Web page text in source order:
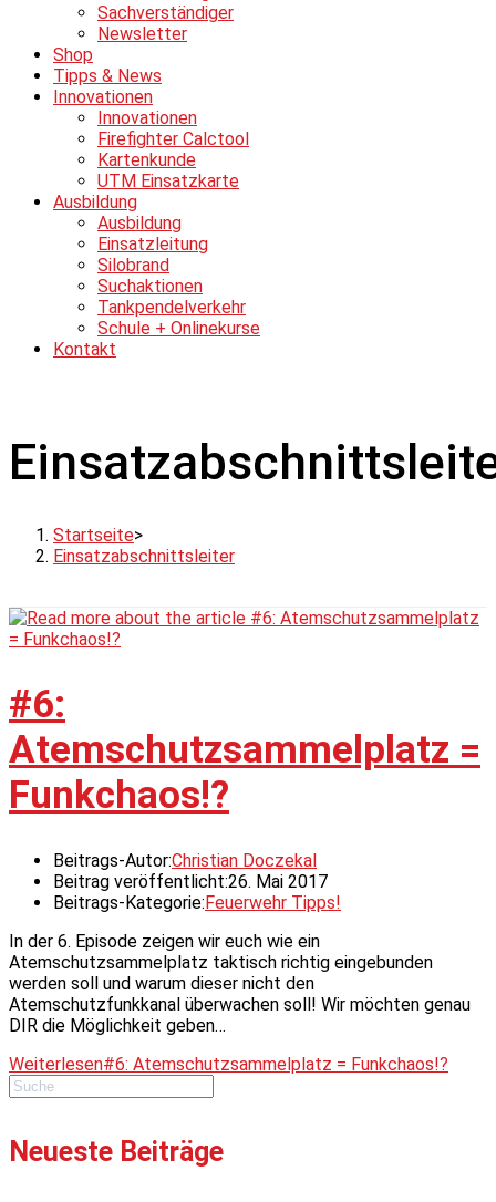
Sachverständiger
Newsletter
Shop
Tipps & News
Innovationen
Innovationen
Firefighter Calctool
Kartenkunde
UTM Einsatzkarte
Ausbildung
Ausbildung
Einsatzleitung
Silobrand
Suchaktionen
Tankpendelverkehr
Schule + Onlinekurse
Kontakt
Startseite>
Einsatzabschnittsleiter
#6:
Atemschutzsammelplatz =
Funkchaos!?
Beitrags-Autor:Christian Doczekal
Beitrag veröffentlicht:26. Mai 2017
Beitrags-Kategorie: Feuerwehr Tipps!
In der 6. Episode zeigen wir euch wie ein
Atemschutzsammelplatz taktisch richtig eingebunden
werden soll und warum dieser nicht den
Atemschutzfunkkanal überwachen soll! Wir möchten genau
DIR die Möglichkeit geben…
Weiterlesen#6: Atemschutzsammelplatz = Funkchaos!?
Neueste Beiträge